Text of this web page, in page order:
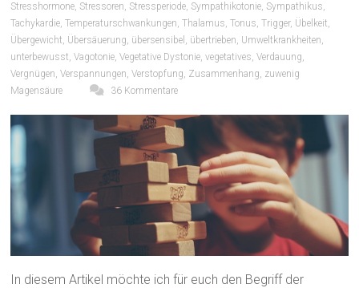
Stresshormone, Stressoren, Stressperiode, Sympathikotonie, Sympathikus,
Tachykardie,Temperaturschwankungen,Thalamus,Tonus,Trigger, Übelkeit,
Übergewicht, Übersäuerung, übersensibel , übertrieben, Umweltkrankheiten,
unterbewusst,Vagotonie,Vegetative Dystonie,vegetatives,Verdauung,
Vergnügen,Verspannungen,Verstopfung, Zusammenhang, zuwenig
Magensäure
36 Kommentare
In diesem Artikel möchte ich für euch den Begriff der